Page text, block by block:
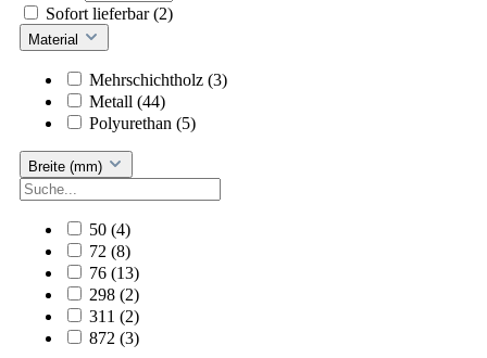
Sofort lieferbar(2)
Material
Mehrschichtholz (3)
Metall (44)
Polyurethan (5)
Breite (mm)
50 (4)
72 (8)
76 (13)
298 (2)
311 (2)
872 (3)